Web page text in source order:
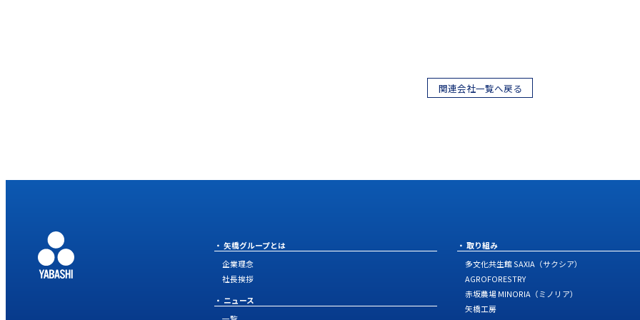
関連会社一覧へ戻る
矢橋グループとは
企業理念
社長挨拶
ニュース
取り組み
多文化共生館 SAXIA（サクシア）
AGROFORESTRY
赤坂農場 MINORIA（ミノリア）
矢橋工房